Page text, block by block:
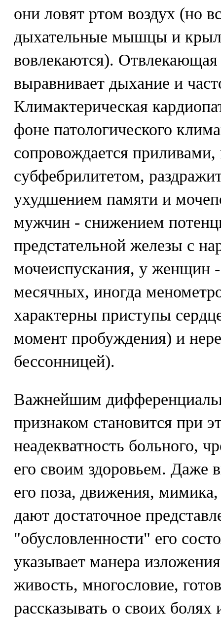
они ловят ртом воздух (но
дыхательные мышцы и
вовлекаются). Отвлекающая
выравнивает дыхание и
Климактерическая
фоне патологического
сопровождается приливами,
субфебрилитетом,
ухудшением памяти и
мужчин - снижением
предстательной железы с
мочеиспускания, у женщин
месячных, иногда
характерны приступы
момент пробуждения) и
бессонницей).
Важнейшим
признаком становится при
неадекватность больного,
его своим здоровьем. Даже
его поза, движения,
дают достаточное
"обусловленности" его
указывает манера
живость, многословие,
рассказывать о своих болях